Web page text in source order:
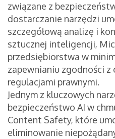
związane z
dostarczanie narzędzi
szczegółową analizę i
sztucznej inteligencji,
przedsiębiorstwa w
zapewnianiu zgodności z
regulacjami prawnymi.
Jednym z kluczowych
bezpieczeństwo AI w
Content Safety, które
eliminowanie